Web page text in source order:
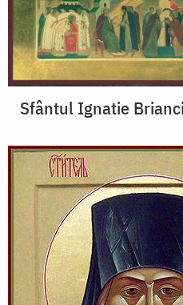
Sfântul Ignatie